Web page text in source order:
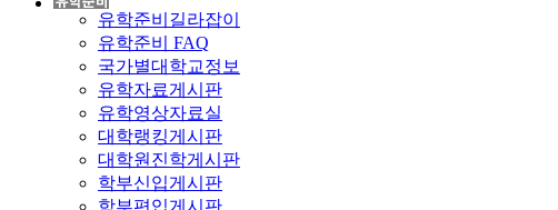
유학준비길라잡이
유학준비 FAQ
국가별대학교정보
유학자료게시판
유학영상자료실
대학랭킹게시판
대학원진학게시판
학부신입게시판
학부편입게시판